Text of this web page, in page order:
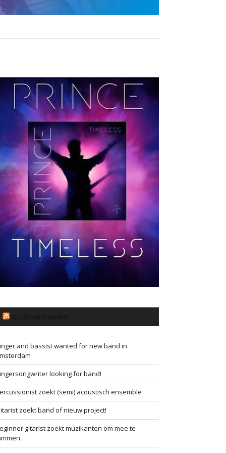
and bassist wanted for new band in
looking for band!
zoekt (semi) acoustisch ensemble
zoekt band of nieuw project!
gitarist zoekt muzikanten om mee te